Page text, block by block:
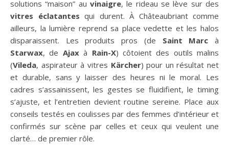
solutions “maison” au vinaigre, le rideau se lève sur des
vitres éclatantes qui durent. À Châteaubriant comme
ailleurs, la lumière reprend sa place vedette et les halos
disparaissent. Les produits pros (de Saint Marc à
Starwax, de Ajaxà Rain-X) côtoient des outils malins
(Vileda, aspirateur à vitres Kärcher) pour un résultat net
et durable, sans y laisser des heures ni le moral. Les
cadres s’assainissent, les gestes se fluidifient, le timing
s’ajuste, et l’entretien devient routine sereine. Place aux
conseils testés en coulisses par des femmes d’intérieur et
confirmés sur scène par celles et ceux qui veulent une
clarté… de premier rôle.